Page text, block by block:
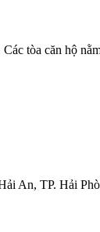
tòa căn hộ
An, TP. Hải